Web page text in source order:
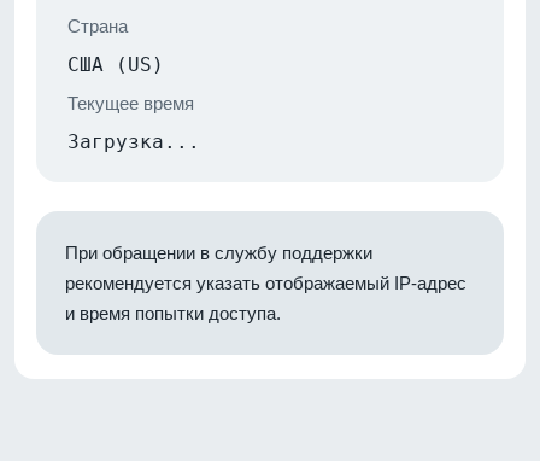
Страна
США (US)
Текущее время
Загрузка...
При обращении в службу поддержки
рекомендуется указать отображаемый IP-адрес
и время попытки доступа.